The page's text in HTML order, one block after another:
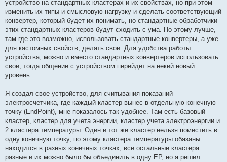
устройство на стандартных кластерах и их свойствах, но при этом
изменить их типы и смысловую нагрузку и сделать соответствующий
конвертер, который будет их понимать, но стандартные обработчики
этих стандартных кластеров будут сходить с ума. По этому лучше,
там где это возможно, использовать стандартные конвертеры, а уже
для кастомных свойств, делать свои. Для удобства работы
устройства, можно и вместо стандартных конвертеров использовать
свои, тогда общение с устройством перейдет на некий новый
уровень.
Я создал свое устройство, для считывания показаний
электросчетчика, где каждый кластер вынес в отдельную конечную
точку (EndPoint), мне показалось так удобнее. Там есть базовый
кластер, кластер для учета энергии, кластер учета электроэнергии и
2 кластера температуры. Один и тот же кластер нельзя поместить в
одну конечную точку, по этому кластера температуры обязаны
находится в разных конечных точках, все остальные кластера
разные и их можно было бы объединить в одну EP, но я решил